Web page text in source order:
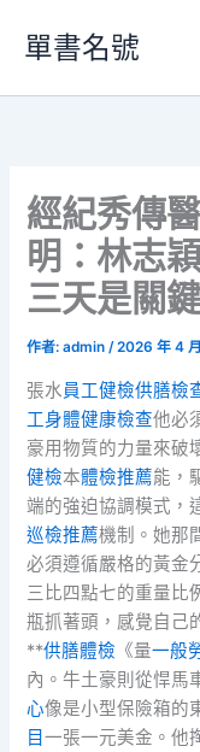
要
單書名號
經紀秀傳
明：林志
三天是關
作者:admin/2026 年 4
張水員工健檢供膳檢
工身體健康檢查他必
豪用物質的力量來破
健檢本體檢推薦能，
端的強迫協調模式，
巡檢推薦機制。她那
必須遵循嚴格的黃金
三比四點七的重量比
瓶抓著頭，感覺自己
**供膳體檢 《量一般
內。牛土豪則從悍馬
心像是小型保險箱的
目一張一元美金。他